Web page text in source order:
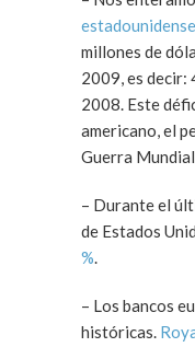
estadounidense
millones de
2009, es decir:
2008. Este
americano, el
Guerra
– Durante el
de Estados
%.
– Los bancos
históricas.